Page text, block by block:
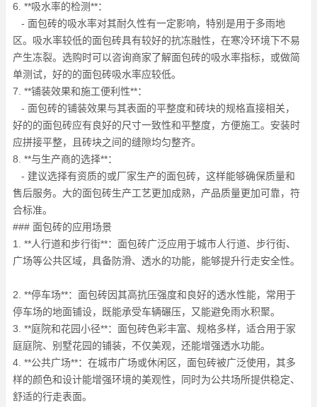
6. **吸水率的检测**：
- 面包砖的吸水率对其耐久性有一定影响，特别是用于多雨地
区。吸水率较低的面包砖具有较好的抗冻融性，在寒冷环境下不易
产生冻裂。选购时可以咨询商家了解面包砖的吸水率指标，或做简
单测试，好的的面包砖吸水率应较低。
7. **铺装效果和施工便利性**：
- 面包砖的铺装效果与其表面的平整度和砖块的规格直接相关，
好的的面包砖应有良好的尺寸一致性和平整度，方便施工。安装时
应拼接平整，且砖块之间的缝隙均匀整齐。
8. **与生产商的选择**：
- 建议选择有资质的或厂家生产的面包砖，这样能够确保质量和
售后服务。大的面包砖生产工艺更加成熟，产品质量更加可靠，符
合标准。
### 面包砖的应用场景
1. **人行道和步行街**：面包砖广泛应用于城市人行道、步行街、
广场等公共区域，具备防滑、透水的功能，能够提升行走安全性。
2. **停车场**：面包砖因其高抗压强度和良好的透水性能，常用于
停车场的地面铺设，既能承受车辆碾压，又能避免雨水积聚。
3. **庭院和花园小径**：面包砖色彩丰富、规格多样，适合用于家
庭庭院、别墅花园的铺装，不仅美观，还能增强透水功能。
4. **公共广场**：在城市广场或休闲区，面包砖被广泛使用，其多
样的颜色和设计能增强环境的美观性，同时为公共场所提供稳定、
舒适的行走表面。